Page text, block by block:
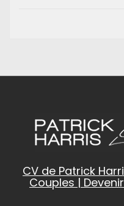
CV de Patrick
Couples |